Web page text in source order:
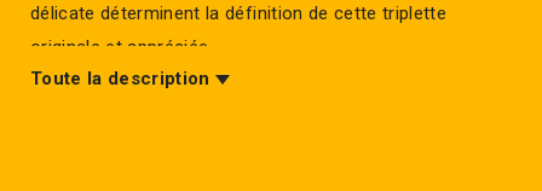
délicate déterminent la définition de cette triplette
originale et appréciée.
Toute la description